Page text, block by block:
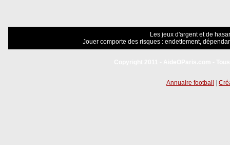
Les jeux d'argent et de
Jouer comporte des risques : endettement,
Annuaire football